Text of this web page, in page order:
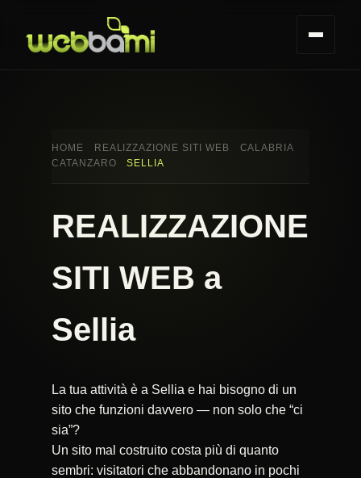
HOME REALIZZAZIONE SITI WEB
CALABRIA
CATANZARO
SELLIA
REALIZZAZIONE
SITI WEB a
Sellia
La tua attività è a Sellia e hai bisogno di un
sito che funzioni davvero — non solo che “ci
sia”?
Un sito mal costruito costa più di quanto
sembri: visitatori che abbandonano in pochi